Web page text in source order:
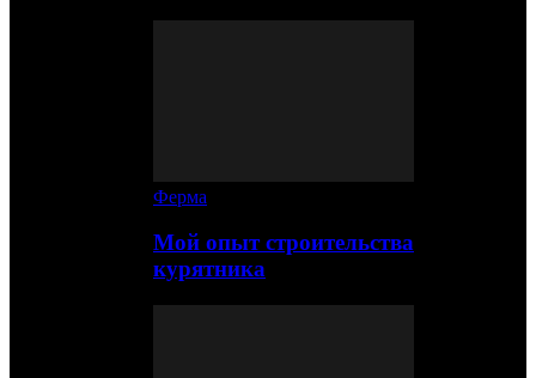
Ферма
Мой опыт строительства
курятника